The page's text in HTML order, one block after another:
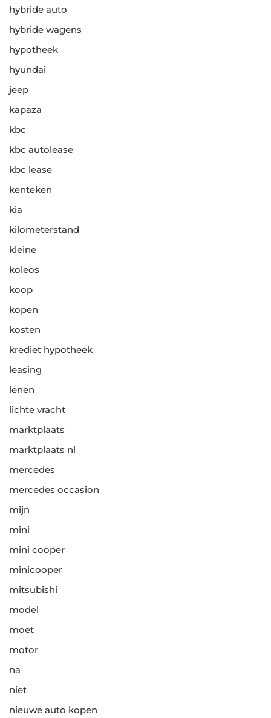
hybride auto
hybride wagens
hypotheek
hyundai
jeep
kapaza
kbc
kbc autolease
kbc lease
kenteken
kia
kilometerstand
kleine
koleos
koop
kopen
kosten
krediet hypotheek
leasing
lenen
lichte vracht
marktplaats
marktplaats nl
mercedes
mercedes occasion
mijn
mini
mini cooper
minicooper
mitsubishi
model
moet
motor
na
niet
nieuwe auto kopen